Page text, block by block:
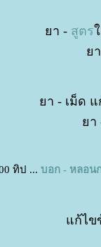
า - สูตร
า - เม็ด แ
า
ทิป ... บอก - หลอน
ก้ไขข้